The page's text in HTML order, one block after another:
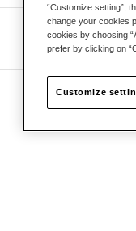
“Customize setting”,
change your cookies
cookies by choosing
prefer by clicking on
Customize